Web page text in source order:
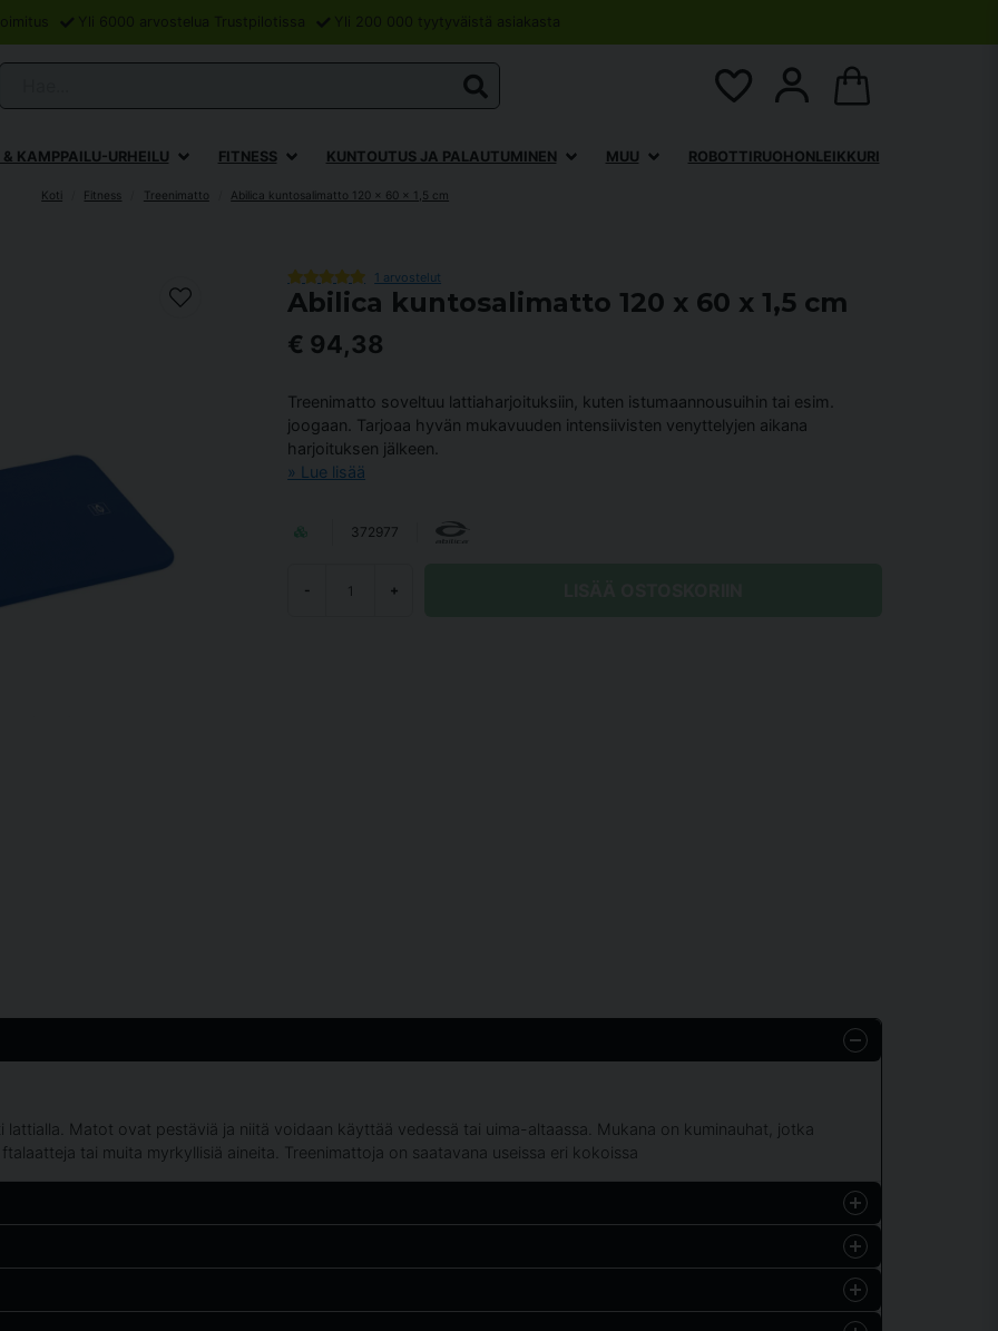
Yli 6000 arvostelua Trustpilotissa Yli 200 000 tyytyväistä asiakasta
& KAMPPAILU-URHEILU FITNESS KUNTOUTUS JA PALAUTUMINEN MUU ROBOTTIRUOHONLEIKKURI
Koti Fitness Treenimatto Abilica kuntosalimatto 120 x 60 x 1,5 cm
1 arvostelut
Abilica kuntosalimatto 120 x 60 x 1,5 cm
€ 94,38
Treenimatto soveltuu lattiaharjoituksiin, kuten istumaannousuihin tai esim.
joogaan. Tarjoaa hyvän mukavuuden intensiivisten venyttelyjen aikana
harjoituksen jälkeen.
Lue lisää
372977
- +
Matot ovat pestäviä ja niitä voidaan käyttää vedessä tai uima-altaassa. Mukana on kuminauhat, jotka
tai muita myrkyllisiä aineita. Treenimattoja on saatavana useissa eri kokoissa